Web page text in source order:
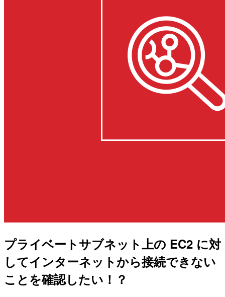
プライベートサブネット上の EC2 に対
してインターネットから接続できない
ことを確認したい！？